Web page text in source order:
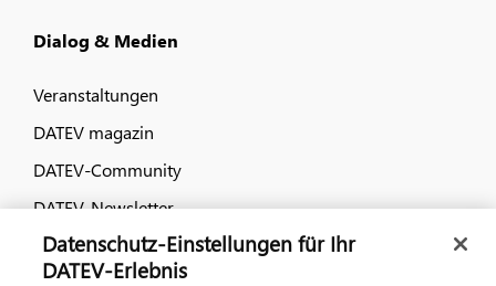
Dialog & Medien
Veranstaltungen
DATEV magazin
DATEV-Community
DATEV-Newsletter
Kontaktieren Sie uns
Datenschutz-Einstellungen für Ihr
DATEV-Erlebnis